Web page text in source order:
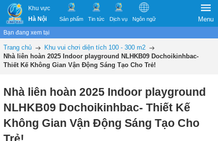
Khu vực
Hà Nội
Sản phẩm Tin tức Dịch vụ Ngôn ngữ Menu
Bạn đang xem tại
Trang chủ
Khu vui chơi diện tích 100 - 300 m2
Nhà liên hoàn 2025 Indoor playground NLHKB09 Dochoikinhbac-
Thiết Kế Không Gian Vận Động Sáng Tạo Cho Trẻ!
Nhà liên hoàn 2025 Indoor playground
NLHKB09 Dochoikinhbac- Thiết Kế
Không Gian Vận Động Sáng Tạo Cho